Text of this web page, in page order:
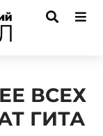
ВСЕХ
ГИТА